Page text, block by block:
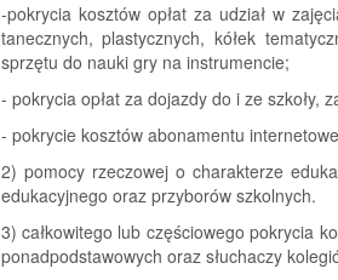
-pokrycia kosztów opłat za udział w
tanecznych, plastycznych, kółek
sprzętu do nauki gry na instrumencie;
- pokrycia opłat za dojazdy do i ze szkoły,
- pokrycie kosztów abonamentu
2) pomocy rzeczowej o charakterze
edukacyjnego oraz przyborów szkolnych.
3) całkowitego lub częściowego pokrycia
ponadpodstawowych oraz słuchaczy